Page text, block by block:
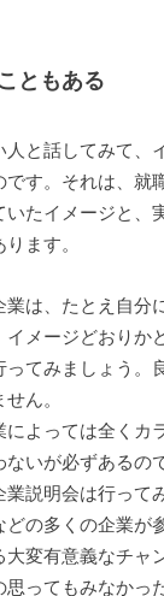
ともある
と話してみて、
です。それは、就
いたイメージと、
ます。
業は、たとえ自分
イメージどおりか
ってみましょう。
ん。
によっては全くカ
いが必ずあるの
説明会は行って
どの多くの企業が
変有意義なチャ
ってもみなかっ